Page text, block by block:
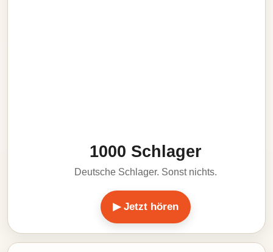
1000 Schlager
Deutsche Schlager. Sonst nichts.
▶ Jetzt hören